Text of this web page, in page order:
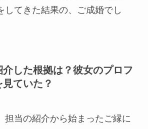
てきた結果の、ご成婚でし
した根拠は？彼女のプロフ
ていた？
担当の紹介から始まったご縁に